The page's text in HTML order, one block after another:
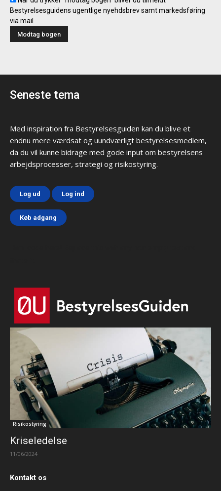
Bestyrelsesguidens ugentlige nyehdsbrev samt markedsføring
via mail
Seneste tema
Med inspiration fra Bestyrelsesguiden kan du blive et
endnu mere værdsat og uundværligt bestyrelsesmedlem,
da du vil kunne bidrage med gode input om bestyrelsens
arbejdsprocesser, strategi og risikostyring.
Log ud Log ind
Køb adgang
Risikostyring
Kriseledelse
11/06/2024
Kontakt os